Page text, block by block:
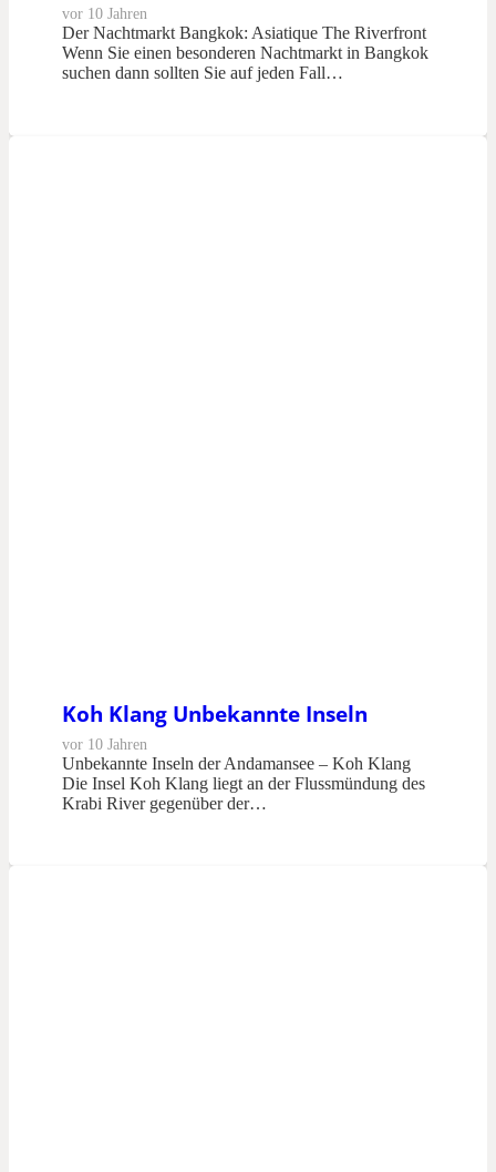
vor 10 Jahren
Der Nachtmarkt Bangkok: Asiatique The Riverfront
Wenn Sie einen besonderen Nachtmarkt in Bangkok
suchen dann sollten Sie auf jeden Fall…
Koh Klang Unbekannte Inseln
vor 10 Jahren
Unbekannte Inseln der Andamansee – Koh Klang
Die Insel Koh Klang liegt an der Flussmündung des
Krabi River gegenüber der…